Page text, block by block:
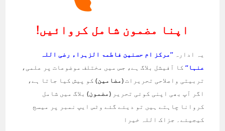
اپنا مضمون شامل کروائیں!
یہ ادارہ’’مرکز ام حسنین فاطمۃ الزہراء رضی اللہ
عنہا‘‘ کا آفیشل بلاگ ہے، جس میں مختلف موضوعات پر علمی،
تربیتی واصلاحی تحریرات(مضامین) کو پیش کیا جاتا ہے،
اگر آپ بھی اپنی کوئی تحریر(مضمون) بلاگ میں شامل
کروانا چاہتے ہیں تو دیئے گئے وٹس ایپ نمبر پر میسج
کیجیئے۔ جزاک اللہ خیرا